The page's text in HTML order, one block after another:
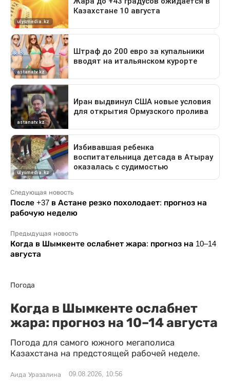
Следующая новость
После +37 в Астане резко похолодает: прогноз на
рабочую неделю
Предыдущая новость
Когда в Шымкенте ослабнет жара: прогноз на 10–14
августа
Погода
Когда в Шымкенте ослабнет
жара: прогноз на 10–14 августа
Погода для самого южного мегаполиса
Казахстана на предстоящей рабочей неделе.
Аида Уразалина 09.08.2026, 10:56